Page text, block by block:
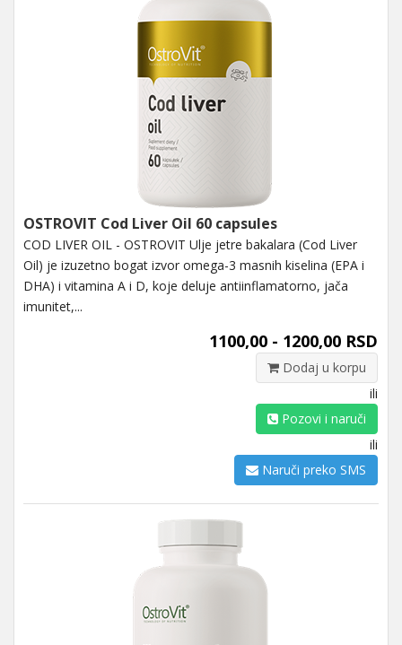
OSTROVIT Cod Liver Oil 60 capsules
COD LIVER OIL - OSTROVIT Ulje jetre bakalara (Cod Liver
Oil) je izuzetno bogat izvor omega-3 masnih kiselina (EPA i
DHA) i vitamina A i D, koje deluje antiinflamatorno, jača
imunitet,...
1100,00 - 1200,00 RSD
Dodaj u korpu
ili
Pozovi i naruči
ili
Naruči preko SMS